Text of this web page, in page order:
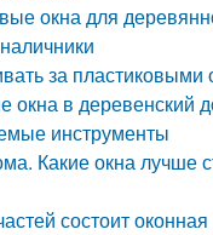
окна для
за пластиковыми
окна в деревенский
инструменты
Какие окна лучше
состоит